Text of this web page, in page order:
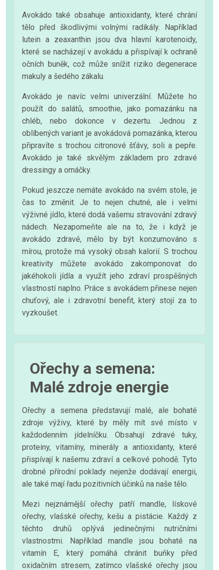
Avokádo také obsahuje antioxidanty, které chrání
tělo před škodlivými volnými radikály. Například
lutein a zeaxanthin jsou dva hlavní karotenoidy,
které se nacházejí v avokádu a přispívají k ochraně
očních buněk, což může snížit riziko degenerace
makuly a šedého zákalu.
Avokádo je navíc velmi univerzální. Můžete ho
použít do salátů, smoothie, jako pomazánku na
chléb, nebo dokonce v dezertu. Jednou z
oblíbených variant je avokádová pomazánka, kterou
připravíte s trochou citronové šťávy, soli a pepře.
Avokádo je také skvělým základem pro zdravé
dressingy a omáčky.
Pokud jeszcze nemáte avokádo na svém stole, je
čas to změnit. Je to nejen chutné, ale i velmi
výživné jídlo, které dodá vašemu stravování zdravý
nádech. Nezapomeňte ale na to, že i když je
avokádo zdravé, mělo by být konzumováno s
mírou, protože má vysoký obsah kalorií. S trochou
kreativity můžete avokádo zakomponovat do
jakéhokoli jídla a využít jeho zdraví prospěšných
vlastností naplno. Práce s avokádem přinese nejen
chuťový, ale i zdravotní benefit, který stojí za to
vyzkoušet.
Ořechy a semena:
Malé zdroje energie
Ořechy a semena představují malé, ale bohaté
zdroje výživy, které by měly mít své místo v
každodenním jídelníčku. Obsahují zdravé tuky,
proteiny, vitamíny, minerály a antioxidanty, které
přispívají k našemu zdraví a celkové pohodě. Tyto
drobné přírodní poklady nejenže dodávají energii,
ale také mají řadu pozitivních účinků na naše tělo.
Mezi nejznámější ořechy patří mandle, lískové
ořechy, vlašské ořechy, kešu a pistácie. Každý z
těchto druhů oplývá jedinečnými nutričními
vlastnostmi. Například mandle jsou bohaté na
vitamín E, který pomáhá chránit buňky před
oxidačním stresem, zatímco vlašské ořechy jsou